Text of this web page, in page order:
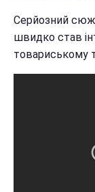
Серйозний
швидко став
товариському